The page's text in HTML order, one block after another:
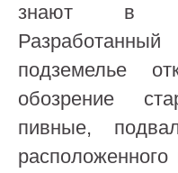
знают в
подземелье
обозрение
пивные,